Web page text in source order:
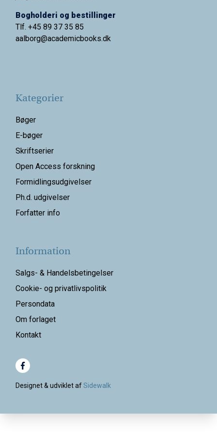
Bogholderi og bestillinger
Tlf. +45 89 37 35 85
aalborg@academicbooks.dk
Kategorier
Bøger
E-bøger
Skriftserier
Open Access forskning
Formidlingsudgivelser
Ph.d. udgivelser
Forfatter info
Information
Salgs- & Handelsbetingelser
Cookie- og privatlivspolitik
Persondata
Om forlaget
Kontakt
Designet & udviklet afSidewalk